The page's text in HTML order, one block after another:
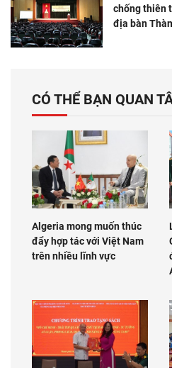
chống thiên
địa bàn
CÓ THỂ BẠN QUAN
Algeria mong muốn thúc
đẩy hợp tác với Việt Nam
trên nhiều lĩnh vực